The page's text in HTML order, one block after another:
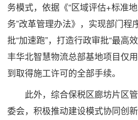
务模式，依据《“区域评估+标准
务”改革管理办法》，实现部门程
批“加速跑”，打造行政审批“最高
丰华北智慧物流总部基地项目仅
到取得施工许可的全部手续。
此外，综合保税区廊坊片区管
委会，积极推动建设模式协同创